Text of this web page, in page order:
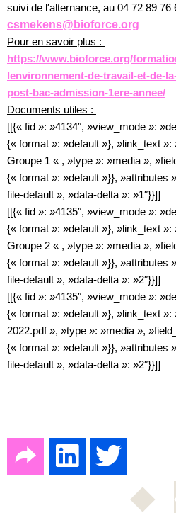
suivi de l′alternance, au 04 72 89 76
csmekens@bioforce.org
Pour en savoir plus :
https://www.bioforce.org/
lenvironnement-de-travail-et-de-
post-bac-admission-1ere-annee/
Documents utiles :
[[{« fid »: »4134″, »view_mode »:
{« format »: »default »}, »link_text »:
Groupe 1 « , »type »: »media »,
{« format »: »default »}}, »attributes
file-default », »data-delta »: »1″}}]]
[[{« fid »: »4135″, »view_mode »:
{« format »: »default »}, »link_text »:
Groupe 2 « , »type »: »media »,
{« format »: »default »}}, »attributes
file-default », »data-delta »: »2″}}]]
[[{« fid »: »4135″, »view_mode »:
{« format »: »default »}, »link_text
2022.pdf », »type »: »media »,
{« format »: »default »}}, »attributes
file-default », »data-delta »: »2″}}]]